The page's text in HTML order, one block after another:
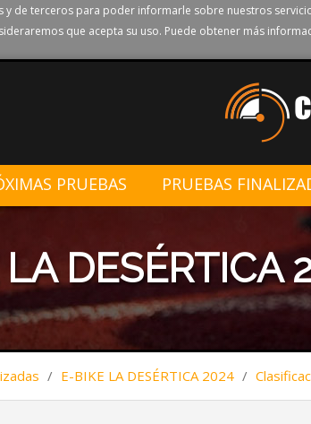
de terceros para poder informarle sobre nuestros
que acepta su uso. Puede obtener más
PRUEBAS PRUEBAS
DESÉRTICA
/ E-BIKE LA DESÉRTICA 2024 /